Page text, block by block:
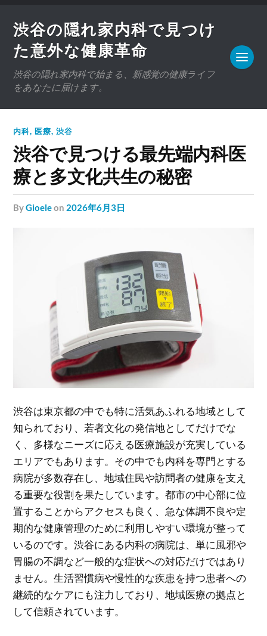
渋谷の隠れ家内科で見つけ
た意外な健康革命
渋谷の隠れ家内科で始まる、新感覚の健康ライフ
をあなたに届けます。
内科, 医療,渋谷
渋谷で見つける最先端内科医
療と多文化共生の秘密
byGioeleon 2026年6月3日
渋谷は東京都の中でも特に活気あふれる地域として
知られており、若者文化の発信地としてだけでな
く、多様なニーズに応える医療施設が充実している
エリアでもあります。 その中でも内科を専門とする
病院が多数存在し、地域住民や訪問者の健康を支え
る重要な役割を果たしています。都市の中心部に位
置することからアクセスも良く、急な体調不良や定
期的な健康管理のために利用しやすい環境が整って
いるのです。渋谷にある内科の病院は、単に風邪や
胃腸の不調など一般的な症状への対応だけではあり
ません。生活習慣病や慢性的な疾患を持つ患者への
継続的なケアにも注力しており、地域医療の拠点と
して信頼されています。